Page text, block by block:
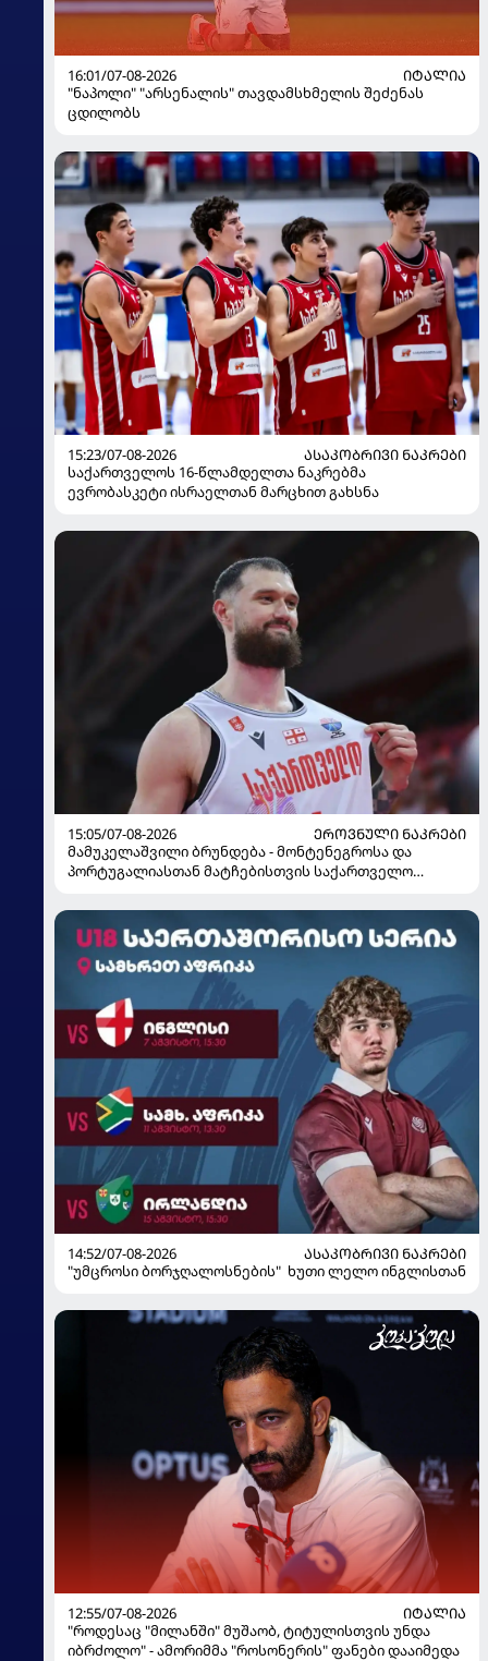
16:01/07-08-2026
ᲘᲢᲐᲚᲘᲐ
"ნაპოლი" "არსენალის" თავდამსხმელის შეძენას
ცდილობს
15:23/07-08-2026
ᲐᲡᲐᲙᲝᲑᲠᲘᲕᲘ ᲜᲐᲙᲠᲔᲑᲘ
საქართველოს 16-წლამდელთა ნაკრებმა
ევრობასკეტი ისრაელთან მარცხით გახსნა
15:05/07-08-2026
ᲔᲠᲝᲕᲜᲣᲚᲘ ᲜᲐᲙᲠᲔᲑᲘ
მამუკელაშვილი ბრუნდება - მონტენეგროსა და
პორტუგალიასთან მატჩებისთვის საქართველო
14:52/07-08-2026
ᲐᲡᲐᲙᲝᲑᲠᲘᲕᲘ ᲜᲐᲙᲠᲔᲑᲘ
"უმცროსი ბორჯღალოსნების" ხუთი ლელო ინგლისთან
12:55/07-08-2026
ᲘᲢᲐᲚᲘᲐ
"როდესაც "მილანში" მუშაობ, ტიტულისთვის უნდა
იბრძოლო" - ამორიმმა "როსონერის" ფანები დააიმედა